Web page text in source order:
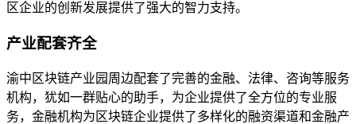
区企业的创新发展提供了强大的智力支持。
产业配套齐全
渝中区块链产业园周边配套了完善的金融、法律、咨询等服务
机构，犹如一群贴心的助手，为企业提供了全方位的专业服
务，金融机构为区块链企业提供了多样化的融资渠道和金融产